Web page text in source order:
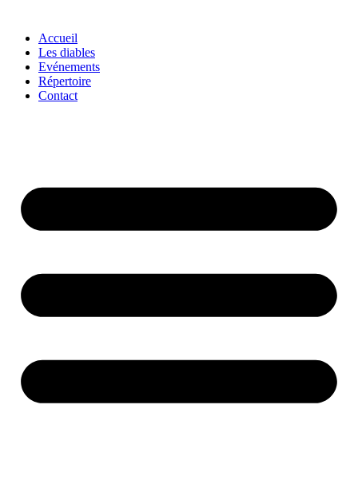
Accueil
Les diables
Evénements
Répertoire
Contact